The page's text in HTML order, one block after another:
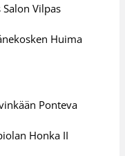
Vilpas
Huima
Ponteva
Honka II